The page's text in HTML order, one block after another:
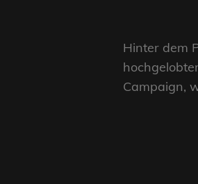
Hinter dem
Campaign,